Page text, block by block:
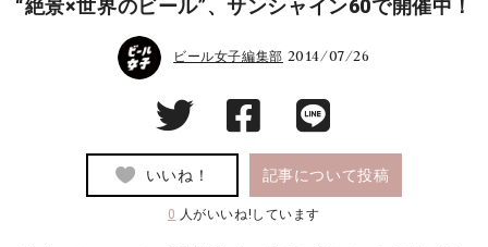
“絶景×世界のビール”、サンシャイン60で開催中！
ビール女子編集部 2014/07/26
いいね！ 記事について投稿
0 人がいいね!しています